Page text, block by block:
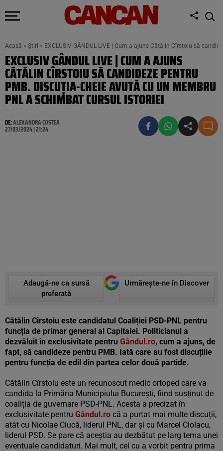
Acasă » Știri » EXCLUSIV GÂNDUL LIVE | Cum a ajuns Cătălin Cîrstoiu să
EXCLUSIV GÂNDUL LIVE | CUM A AJUNS
CĂTĂLIN CÎRSTOIU SĂ CANDIDEZE PENTRU
PMB. DISCUȚIA-CHEIE AVUTĂ CU UN MEMBRU
PNL A SCHIMBAT CURSUL ISTORIEI
DE:ALEXANDRA COSTEA
27/03/2024 | 21:24
Adaugă-ne ca sursă
preferată
Urmărește-ne în Discover
Cătălin Cîrstoiu este candidatul Coaliției PSD-PNL pentru
funcția de primar general al Capitalei. Politicianul a
dezvăluit în exclusivitate pentru Gândul.ro, cum a ajuns, de
fapt, să candideze pentru PMB. Iată care au fost discuțiile
pentru funcția de edil din partea celor două partide.
Cătălin Cîrstoiu este un recunoscut medic ortoped care va
candida la Primăria Municipiului București, fiind susținut de
coaliția de guvernare PSD-PNL. Acesta a precizat în
exclusivitate pentru Gândul.ro că a purtat mai multe discuții,
atât cu Nicolae Ciucă, liderul PNL, dar și cu Marcel Ciolacu,
liderul PSD. Se pare că aceștia au dezbătut pe larg tema unei
eventuale candidaturi. Mai mult, cel cu a vorbit pentru prima